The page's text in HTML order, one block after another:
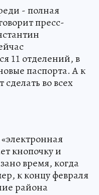
- полная
пресс-
11 отделений, в
паспорта. А к
во всех
кнопочку и
время, когда
к концу февраля
района